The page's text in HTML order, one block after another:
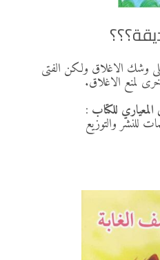
وشك الاغلاق ولكن الفتى
لمنع الاغلاق.
المعياري للكتاب :
للنشر والتوزيع